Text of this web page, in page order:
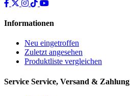
Informationen
Neu eingetroffen
Zuletzt angesehen
Produktliste vergleichen
Service Service, Versand & Zahlung